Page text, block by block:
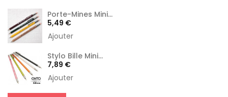
Porte-Mines Mini...
Prix
5,49 €
Ajouter
Stylo Bille Mini...
Prix
7,89 €
Ajouter